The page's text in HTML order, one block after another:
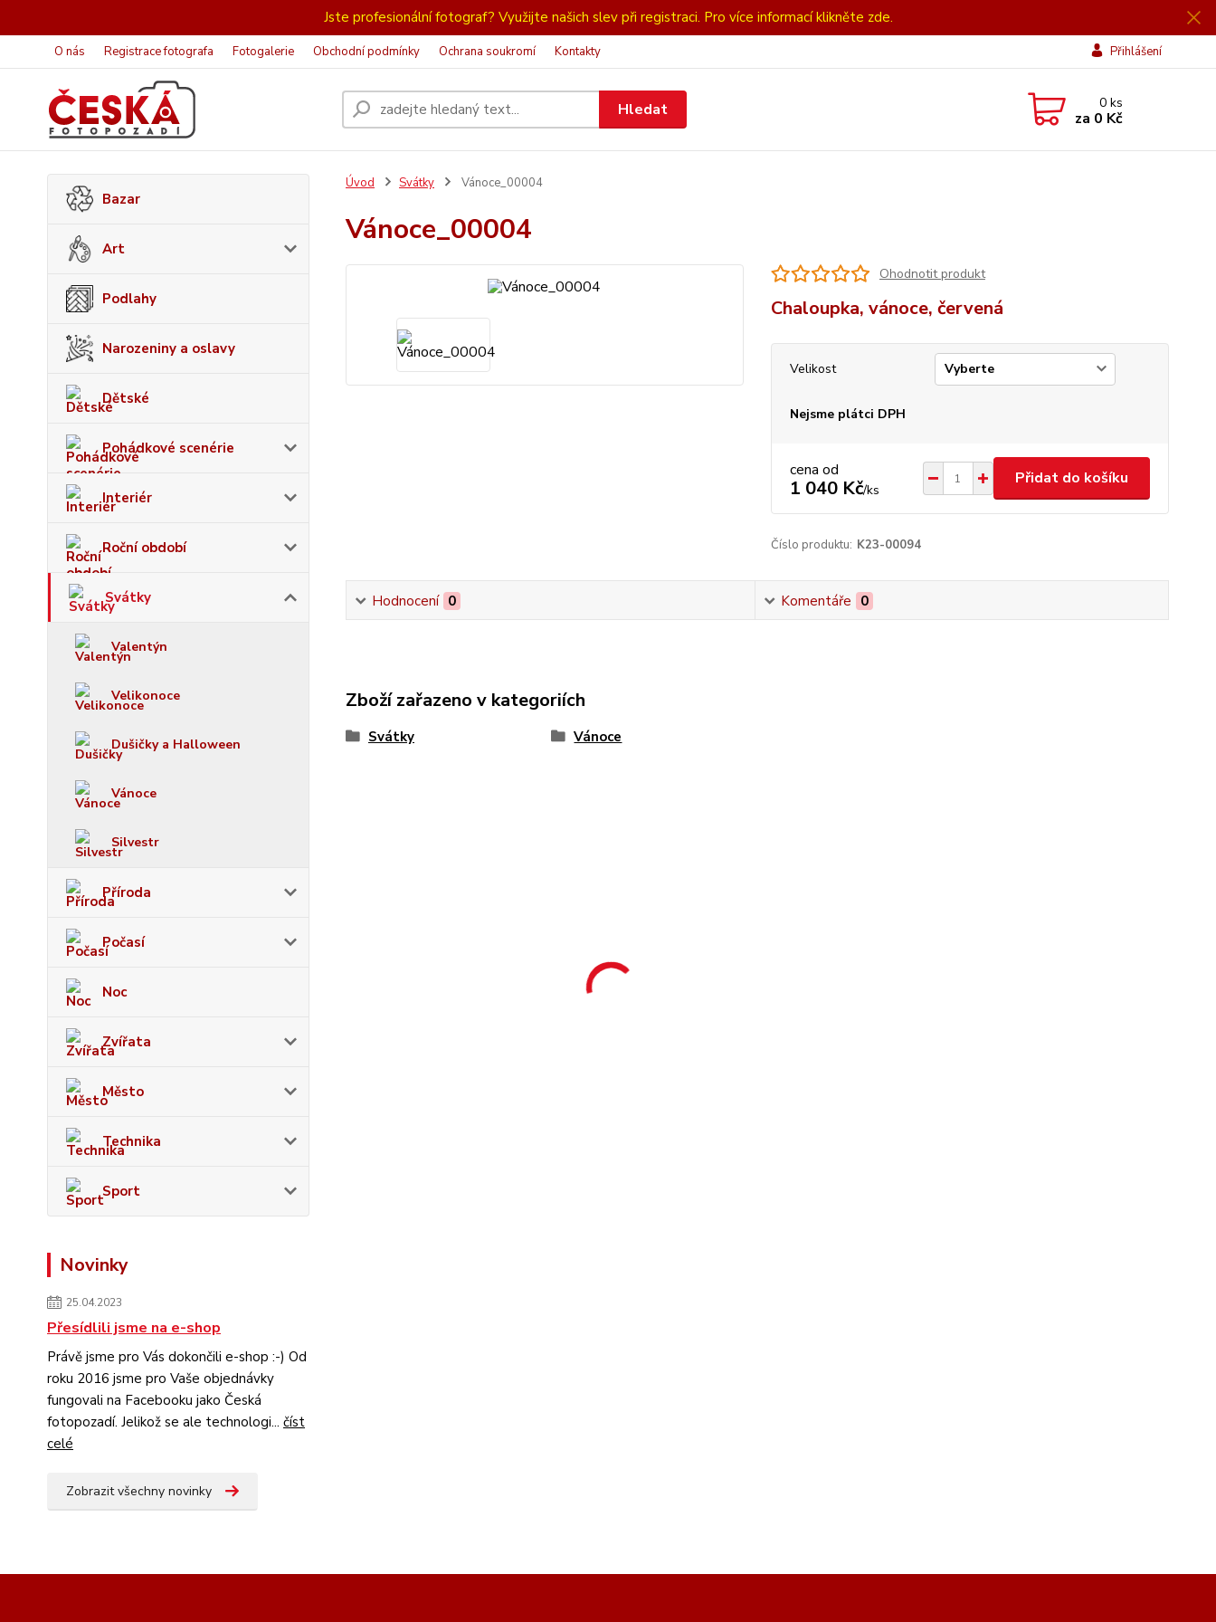
Jste profesionální fotograf? Využijte našich slev při registraci. Pro více informací klikněte zde.
O nás Registrace fotografa Fotogalerie Obchodní podmínky Ochrana soukromí Kontakty Přihlášení
Hledat 0ks
za 0 Kč
Bazar
Art
Podlahy
Narozeniny a oslavy
Dětské
Pohádkové scenérie
Interiér
Roční období
Svátky
Valentýn
Velikonoce
Dušičky a Halloween
Vánoce
Silvestr
Příroda
Počasí
Noc
Zvířata
Město
Technika
Sport
Novinky
25.04.2023
Přesídlili jsme na e-shop
Právě jsme pro Vás dokončili e-shop :-) Od
roku 2016 jsme pro Vaše objednávky
fungovali na Facebooku jako Česká
fotopozadí. Jelikož se ale technologi... číst
celé
Zobrazit všechny novinky
Úvod Svátky Vánoce_00004
Vánoce_00004
Ohodnotit produkt
Chaloupka, vánoce, červená
Velikost
Nejsme plátci DPH
cena od
1 040 Kč/ks
Přidat do košíku
Číslo produktu: K23-00094
Hodnocení 0 Komentáře 0
Zboží zařazeno v kategoriích
Svátky Vánoce